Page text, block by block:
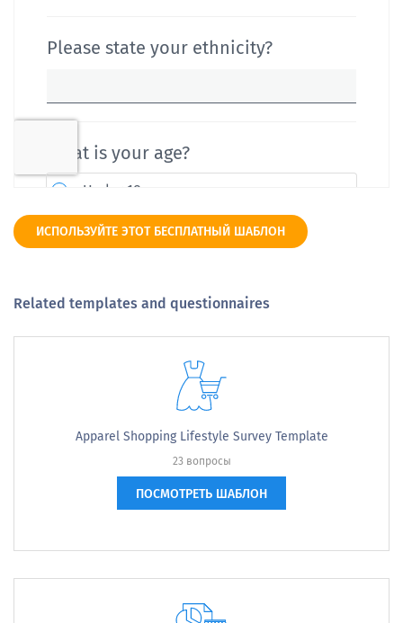
ИСПОЛЬЗУЙТЕ ЭТОТ БЕСПЛАТНЫЙ ШАБЛОН
Related templates and questionnaires
Apparel Shopping Lifestyle Survey Template
23 вопросы
ПОСМОТРЕТЬ ШАБЛОН